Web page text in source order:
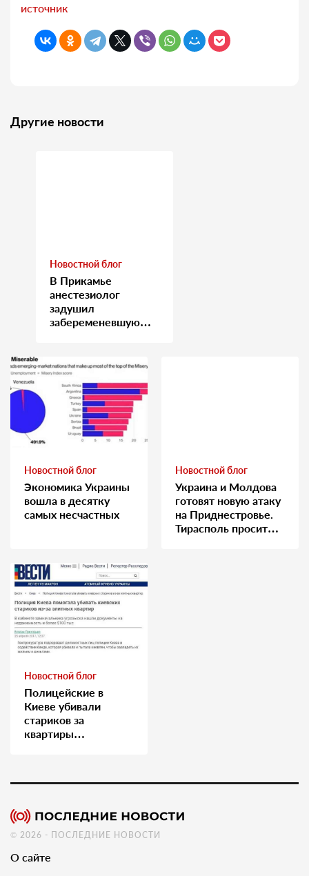
источник
Другие новости
Новостной блог
В Прикамье
анестезиолог
задушил
забеременевшую
Новостной блог
Экономика Украины
вошла в десятку
самых несчастных
Новостной блог
Украина и Молдова
готовят новую атаку
на Приднестровье.
Тирасполь просит
Новостной блог
Полицейские в
Киеве убивали
стариков за
квартиры…
© 2026 - ПОСЛЕДНИЕ НОВОСТИ
О сайте